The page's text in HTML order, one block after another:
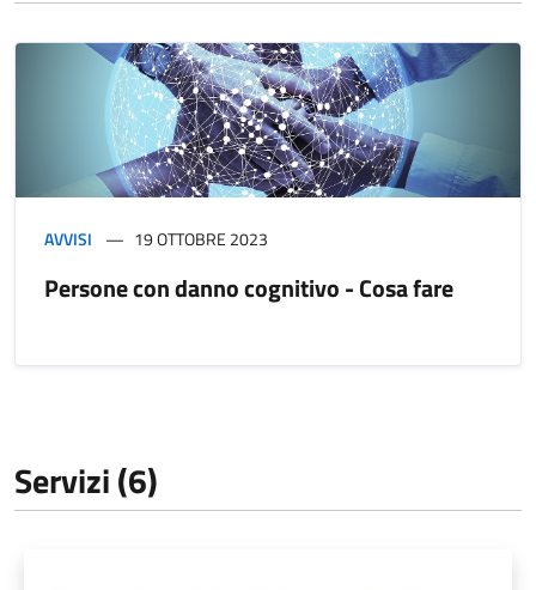
AVVISI 19 OTTOBRE 2023
Persone con danno cognitivo - Cosa fare
Servizi (6)